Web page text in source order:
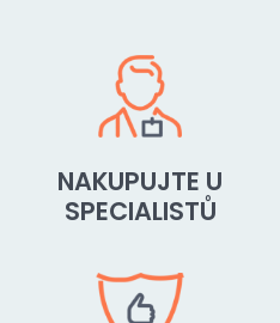
NAKUPUJTE U
SPECIALISTŮ